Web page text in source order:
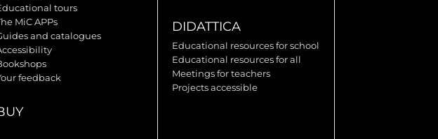
tours
MiC APPs
and catalogues
feedback
DIDATTICA
Educational resources for school
Educational resources for all
Meetings for teachers
Projects accessible